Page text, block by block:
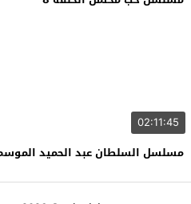
02:11:45
مسلسل السلطان عبد الحميد الموسم